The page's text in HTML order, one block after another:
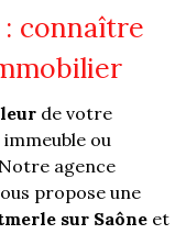
connaître
de votre
ou
agence
propose une
sur Saône et